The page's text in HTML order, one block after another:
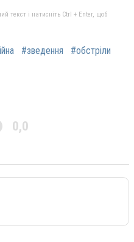
текст і натисніть Ctrl + Enter, щоб
#зведення #обстріли
0,0